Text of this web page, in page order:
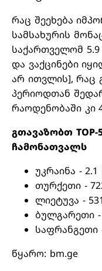
რაც შეეხება
სამსახურის
საქართველომ
და ვაქცინები
არ ითვლის], რაც
პერიოდთან
რაოდენობაში კი
გთავაზობთ
ჩამონათვალს
უკრაინა -
თურქეთი -
ლიეტუვა -
ბულგარეთი -
საფრანგეთი
წყარო: bm.ge